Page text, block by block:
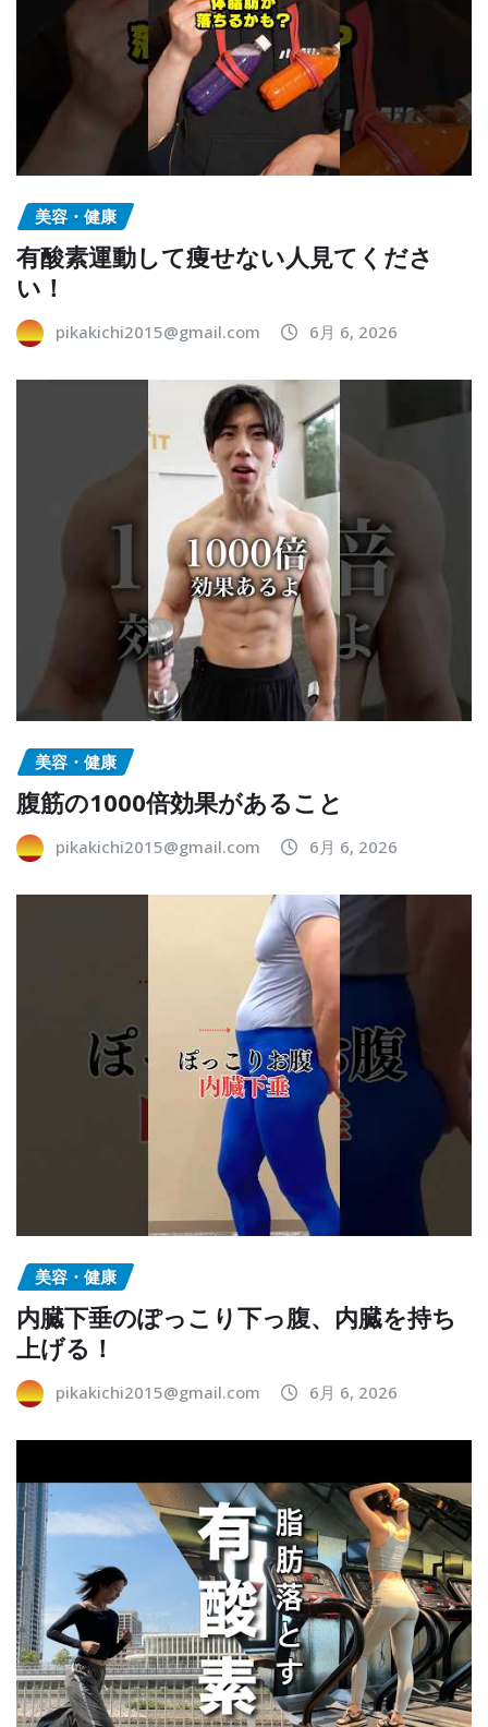
美容・健康
有酸素運動して痩せない人見てくださ
い！
pikakichi2015@gmail.com 6月 6, 2026
美容・健康
腹筋の1000倍効果があること
pikakichi2015@gmail.com 6月 6, 2026
美容・健康
内臓下垂のぽっこり下っ腹、内臓を持ち
上げる！
pikakichi2015@gmail.com 6月 6, 2026